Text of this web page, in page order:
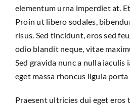
elementum urna imperdiet at.
Proin ut libero sodales,
risus. Sed tincidunt, eros sed
odio blandit neque, vitae
Sed gravida nunc a nulla iaculis
eget massa rhoncus ligula
Praesent ultricies dui eget eros